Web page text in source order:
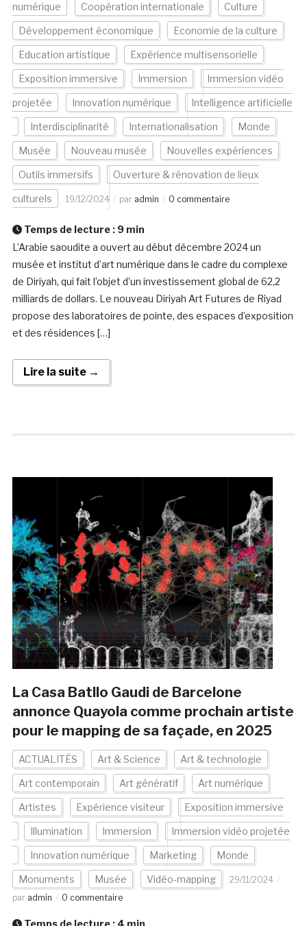
numérique Coopération internationale Culture
Développement économique Economie de la culture
Education artistique Expérience multisensorielle
Exposition immersive Immersion Immersion vidéo
projetée Innovation numérique Intelligence artificielle
Interdisciplinarité Internationalisation Monde
Musée Nouveau musée Nouvelles expériences
Outils immersifs Ouverture & rénovation de lieux
culturels 19/12/2024 par admin 0 commentaire
Temps de lecture : 9 min
L’Arabie saoudite a ouvert au début décembre 2024 un
musée et institut d’art numérique dans le cadre du complexe
de Diriyah, qui fait l’objet d’un investissement global de 62,2
milliards de dollars. Le nouveau Diriyah Art Futures de Riyad
propose des laboratoires de pointe, des espaces d’exposition
et des résidences […]
Lire la suite →
La Casa Batllo Gaudi de Barcelone
annonce Quayola comme prochain artiste
pour le mapping de sa façade, en 2025
ACTUALITÉS Art & Science Art & technologie
Art contemporain Art génératif Art numérique
Artistes Expérience visiteur Exposition immersive
Illumination Immersion Immersion vidéo projetée
Innovation numérique Marketing Monde
Monuments Musée Vidéo-mapping
29/11/2024
par admin 0 commentaire